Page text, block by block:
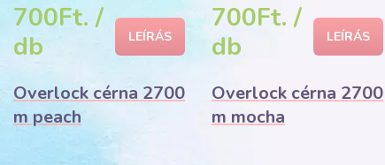
700Ft. /
db
LEÍRÁS
Overlock cérna 2700
m peach
700Ft. /
db
LEÍRÁS
Overlock cérna 2700
m mocha